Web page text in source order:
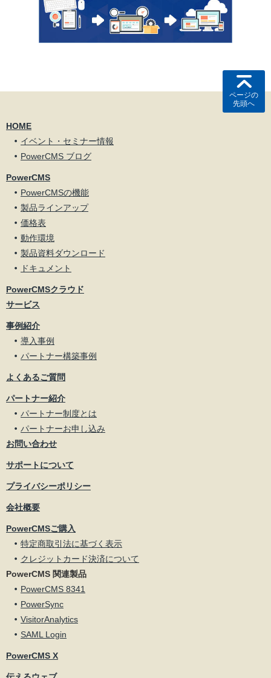
ページの
先頭へ
HOME
イベント・セミナー情報
PowerCMS ブログ
PowerCMS
PowerCMSの機能
製品ラインアップ
価格表
動作環境
製品資料ダウンロード
ドキュメント
PowerCMSクラウド
サービス
事例紹介
導入事例
パートナー構築事例
よくあるご質問
パートナー紹介
パートナー制度とは
パートナーお申し込み
お問い合わせ
サポートについて
プライバシーポリシー
会社概要
PowerCMSご購入
特定商取引法に基づく表示
クレジットカード決済について
PowerCMS 関連製品
PowerCMS 8341
PowerSync
VisitorAnalytics
SAML Login
PowerCMS X